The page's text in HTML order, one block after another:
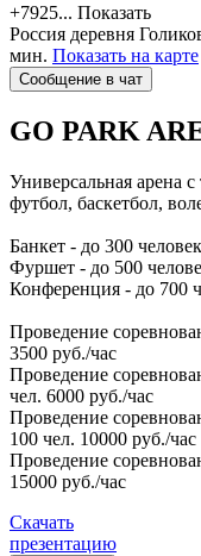
+7925... Показать
Россия деревня
мин. Показать на карте
Сообщение в чат
GO PARK
Универсальная арена
футбол, баскетбол,
Банкет - до 300 человек
Фуршет - до 500
Конференция - до 700
Проведение
3500 руб./час
Проведение
чел. 6000 руб./час
Проведение
100 чел. 10000 руб./час
Проведение
15000 руб./час
Скачать
презентацию